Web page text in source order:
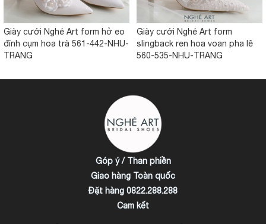
Giày cưới Nghé Art form hở eo
đính cụm hoa trà 561-442-NHU-
TRANG
Giày cưới Nghé Art form
slingback ren hoa voan pha lê
560-535-NHU-TRANG
Góp ý / Than phiền
Giao hàng Toàn quốc
Đặt hàng 0822.288.288
Cam kết